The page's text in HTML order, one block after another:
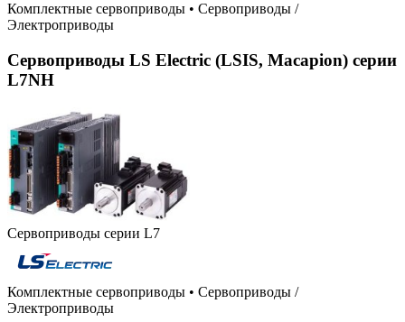
Комплектные сервоприводы • Сервоприводы /
Электроприводы
Сервоприводы LS Electric (LSIS, Macapion) серии
L7NH
Сервоприводы серии L7
Комплектные сервоприводы • Сервоприводы /
Электроприводы